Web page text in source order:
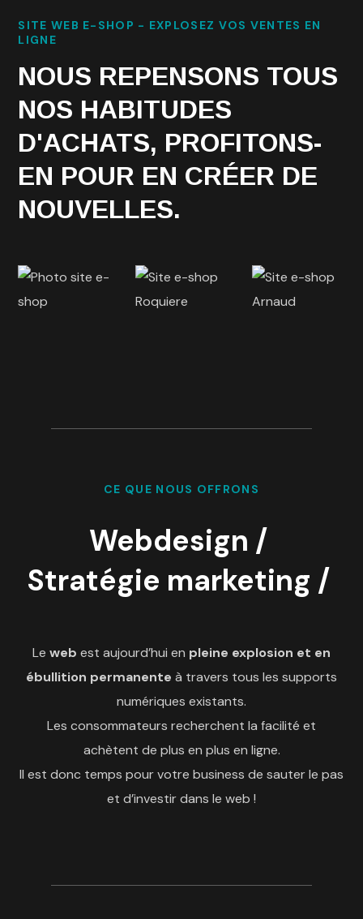
SITE WEB E-SHOP - EXPLOSEZ VOS VENTES EN
LIGNE
NOUS REPENSONS TOUS
NOS HABITUDES
D'ACHATS, PROFITONS-
EN POUR EN CRÉER DE
NOUVELLES.
CE QUE NOUS OFFRONS
Webdesign /
Stratégie marketing /
Le web est aujourd’hui en pleine explosion et en
ébullition permanente à travers tous les supports
numériques existants.
Les consommateurs recherchent la facilité et
achètent de plus en plus en ligne.
Il est donc temps pour votre business de sauter le pas
et d’investir dans le web !